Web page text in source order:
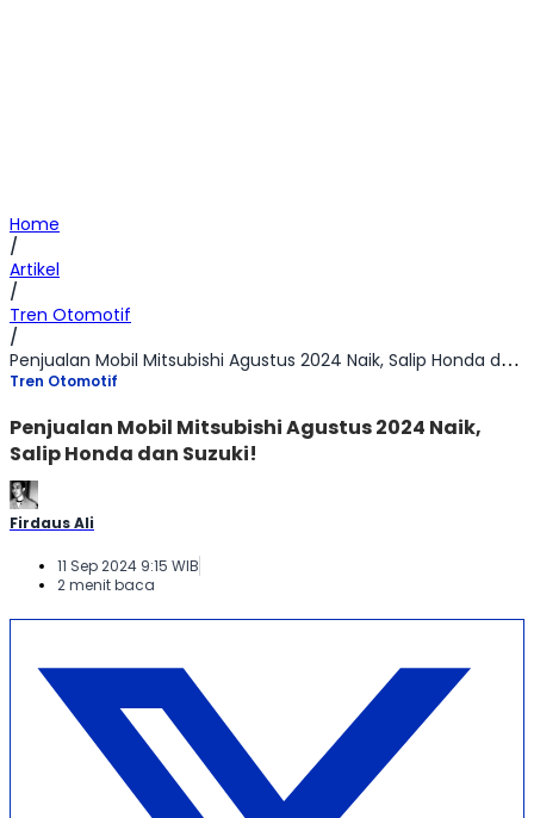
Home
/
Artikel
/
Tren Otomotif
/
Penjualan Mobil Mitsubishi Agustus 2024 Naik, Salip Honda dan Suzuki!
Tren Otomotif
Penjualan Mobil Mitsubishi Agustus 2024 Naik,
Salip Honda dan Suzuki!
Firdaus Ali
11 Sep 2024 9:15 WIB
2 menit baca